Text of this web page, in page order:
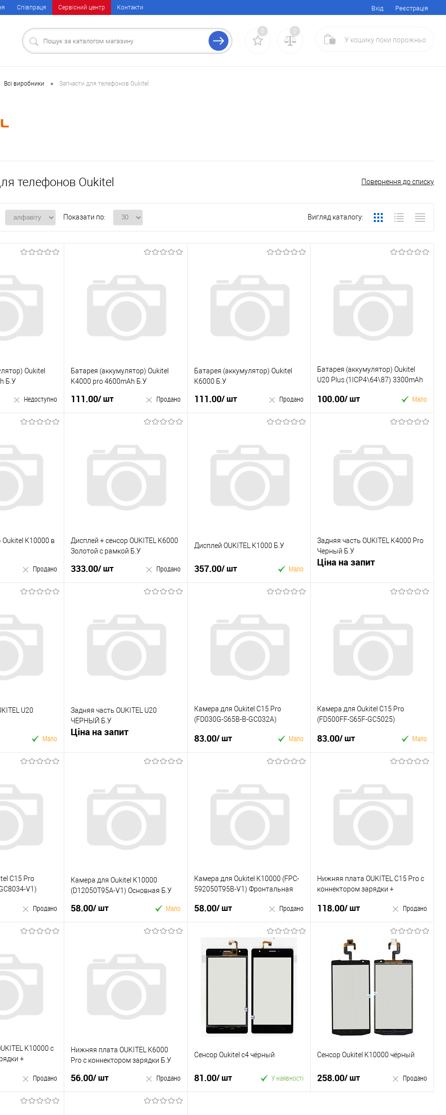
Співпраця Сервісний центр Контакти Вхід Реєстрація
0 0
У кошику поки порожньо
Всі виробники • Запчасти для телефонов Oukitel
Повернення до списку
телефонов Oukitel
Показати по: Вигляд каталогу:
Oukitel
Б.У
Недоступно
До
Батарея (аккумулятор) Oukitel
K4000 pro 4600mAh Б.У
111.00/ шт Продано
Купити в 1 клік
У вибране
До
Батарея (аккумулятор) Oukitel
K6000 Б.У
111.00/ шт Продано
Купити в 1 клік
У вибране
До
Батарея (аккумулятор) Oukitel
U20 Plus (1ICP4\64\87) 3300mAh
100.00/ шт Мало
Купити в 1 клік
У вибране
До
порівняння
K10000 в
Продано
До
Дисплей + сенсор OUKITEL K6000
Золотой с рамкой Б.У
333.00/ шт Продано
Купити в 1 клік
У вибране
До
Дисплей OUKITEL K1000 Б.У
357.00/ шт Мало
Купити в 1 клік
У вибране
До
порівняння
Задняя часть OUKITEL K4000 Pro
Черный Б.У
Ціна на запит
Купити в 1 клік
У вибране
До
порівняння
U20
Мало
До
порівняння
Задняя часть OUKITEL U20
ЧЕРНЫЙ Б.У
Ціна на запит
Купити в 1 клік
У вибране
До
порівняння
Камера для Oukitel C15 Pro
(FD030G-S65B-B-GC032A)
83.00/ шт Мало
Купити в 1 клік
У вибране
До
порівняння
Камера для Oukitel C15 Pro
(FD500FF-S65F-GC5025)
83.00/ шт Мало
Купити в 1 клік
У вибране
До
порівняння
C15 Pro
V1)
Продано
До
Камера для Oukitel K10000
(D12050T95A-V1) Основная Б.У
58.00/ шт Мало
Купити в 1 клік
У вибране
До
порівняння
Камера для Oukitel K10000 (FPC-
592050T95B-V1) Фронтальная
58.00/ шт Продано
Продано
Нижняя плата OUKITEL C15 Pro с
коннектором зарядки +
118.00/ шт Продано
Продано
Купити в 1 клік
порівняння
K10000 с
+
Продано
Нижняя плата OUKITEL K6000
Pro с коннектором зарядки Б.У
56.00/ шт Продано
Сенсор Oukitel c4 чёрный
81.00/ шт У наявності
Сенсор Oukitel K10000 чёрный
258.00/ шт Продано